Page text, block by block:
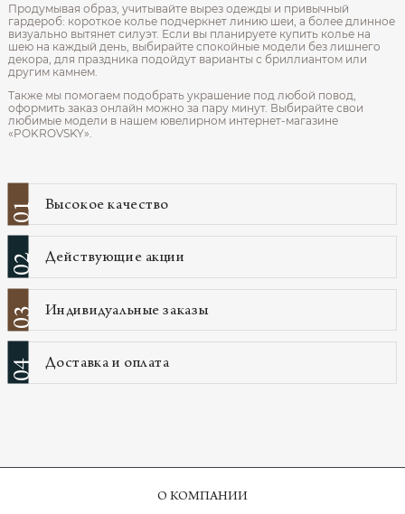
Продумывая образ, учитывайте вырез одежды и привычный
гардероб: короткое колье подчеркнет линию шеи, а более длинное
визуально вытянет силуэт. Если вы планируете купить колье на
шею на каждый день, выбирайте спокойные модели без лишнего
декора, для праздника подойдут варианты с бриллиантом или
другим камнем.
Также мы помогаем подобрать украшение под любой повод,
оформить заказ онлайн можно за пару минут. Выбирайте свои
любимые модели в нашем ювелирном интернет‑магазине
«POKROVSKY».
01 Высокое качество
02 Действующие акции
03 Индивидуальные заказы
04 Доставка и оплата
О КОМПАНИИ